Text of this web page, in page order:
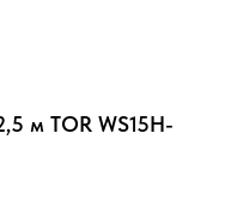
м TOR WS15H-